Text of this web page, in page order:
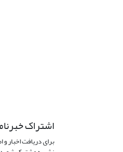
اشتراک
برای دریافت اخبار